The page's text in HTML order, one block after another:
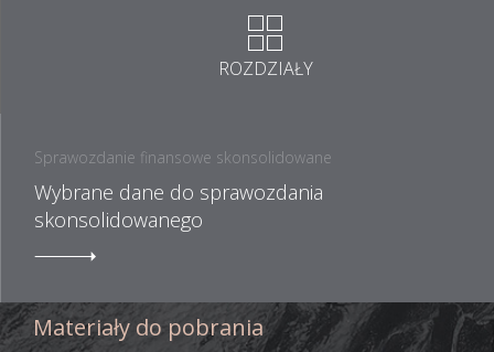
ROZDZIAŁY
Sprawozdanie finansowe skonsolidowane
Wybrane dane do sprawozdania
skonsolidowanego
Materiały do pobrania